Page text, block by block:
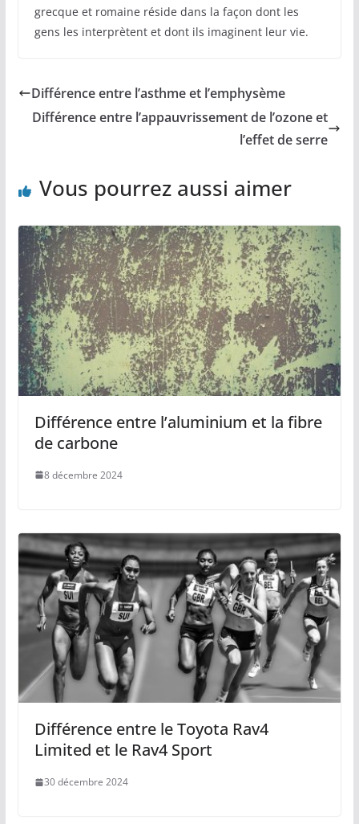
grecque et romaine réside dans la façon dont les
gens les interprètent et dont ils imaginent leur vie.
Différence entre l’asthme et l’emphysème
Différence entre l’appauvrissement de l’ozone et
l’effet de serre
Vous pourrez aussi aimer
Différence entre l’aluminium et la fibre
de carbone
8 décembre 2024
Différence entre le Toyota Rav4
Limited et le Rav4 Sport
30 décembre 2024